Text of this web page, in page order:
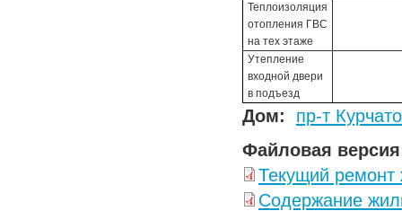
Теплоизоляция
отопления ГВС
на тех этаже
Утепление
входной двери
в подъезд
Дом:
пр-т
Файловая
Текущий ремонт
Содержание